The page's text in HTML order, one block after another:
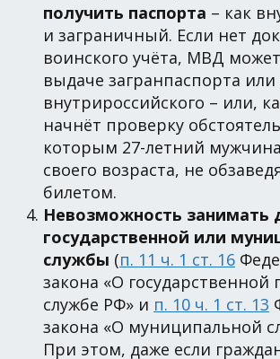
получить паспорта – как
и заграничный. Если нет
воинского учёта, МВД
выдаче загранпаспорта
внутрироссийского – или,
начнёт проверку
которым 27-летний
своего возраста, не
билетом.
Невозможность занимать
государственной или
службы (п. 11 ч. 1 ст. 16
закона «О государственной
службе РФ» и п. 10 ч. 1 ст. 13
закона «О муниципальной
При этом, даже если